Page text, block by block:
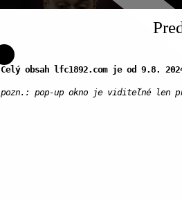
Celý obsah lfc1892.com je od 9.8.
pozn.: pop-up okno je viditeľné len